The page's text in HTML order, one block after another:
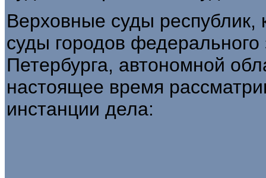
Верховные суды республик,
суды городов
Петербурга, автономной
настоящее время
инстанции дела: